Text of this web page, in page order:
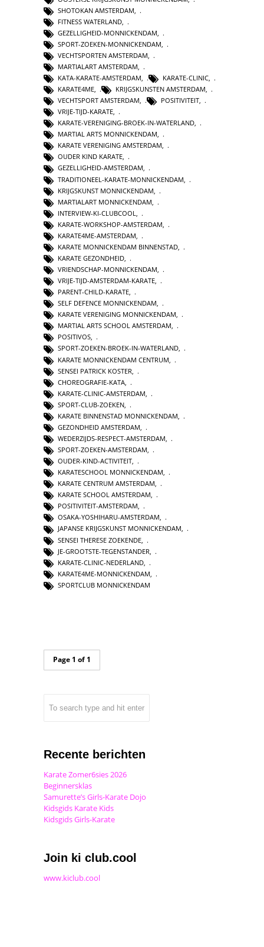
SHOTOKAN AMSTERDAM
FITNESS WATERLAND
GEZELLIGHEID-MONNICKENDAM
SPORT-ZOEKEN-MONNICKENDAM
VECHTSPORTEN AMSTERDAM
MARTIALART AMSTERDAM
KATA-KARATE-AMSTERDAM
KARATE-CLINIC
KARATE4ME, KRIJGSKUNSTEN AMSTERDAM,
VECHTSPORT AMSTERDAM, POSITIVITEIT,
VRIJE-TIJD-KARATE,
KARATE-VERENIGING-BROEK-IN-WATERLAND,
MARTIAL ARTS MONNICKENDAM,
KARATE VERENIGING AMSTERDAM,
OUDER KIND KARATE,
GEZELLIGHEID-AMSTERDAM,
TRADITIONEEL-KARATE-MONNICKENDAM
KRIJGSKUNST MONNICKENDAM
MARTIALART MONNICKENDAM
INTERVIEW-KI-CLUBCOOL
KARATE-WORKSHOP-AMSTERDAM
KARATE4ME-AMSTERDAM
KARATE MONNICKENDAM BINNENSTAD
KARATE GEZONDHEID
VRIENDSCHAP-MONNICKENDAM,
VRIJE-TIJD-AMSTERDAM-KARATE,
PARENT-CHILD-KARATE,
SELF DEFENCE MONNICKENDAM,
KARATE VERENIGING MONNICKENDAM,
MARTIAL ARTS SCHOOL AMSTERDAM,
POSITIVOS,
SPORT-ZOEKEN-BROEK-IN-WATERLAND,
KARATE MONNICKENDAM CENTRUM
SENSEI PATRICK KOSTER
CHOREOGRAFIE-KATA
KARATE-CLINIC-AMSTERDAM
SPORT-CLUB-ZOEKEN
KARATE BINNENSTAD MONNICKENDAM
GEZONDHEID AMSTERDAM
WEDERZIJDS-RESPECT-AMSTERDAM
SPORT-ZOEKEN-AMSTERDAM,
OUDER-KIND-ACTIVITEIT,
KARATESCHOOL MONNICKENDAM,
KARATE CENTRUM AMSTERDAM,
KARATE SCHOOL AMSTERDAM,
POSITIVITEIT-AMSTERDAM,
OSAKA-YOSHIHARU-AMSTERDAM,
JAPANSE KRIJGSKUNST MONNICKENDAM,
SENSEI THERESE ZOEKENDE
JE-GROOTSTE-TEGENSTANDER
KARATE-CLINIC-NEDERLAND
KARATE4ME-MONNICKENDAM
SPORTCLUB MONNICKENDAM
Page 1 of 1
Recente berichten
Karate Zomer6sies 2026
Beginnersklas
Samurette’s Girls-Karate Dojo
Kidsgids Karate Kids
Kidsgids Girls-Karate
Join ki club.cool
www.kiclub.cool